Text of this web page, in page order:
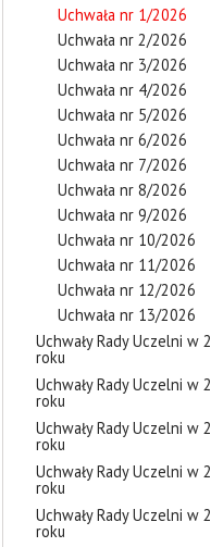
Uchwała nr 1/2026
Uchwała nr 2/2026
Uchwała nr 3/2026
Uchwała nr 4/2026
Uchwała nr 5/2026
Uchwała nr 6/2026
Uchwała nr 7/2026
Uchwała nr 8/2026
Uchwała nr 9/2026
Uchwała nr 10/2026
Uchwała nr 11/2026
Uchwała nr 12/2026
Uchwała nr 13/2026
Uchwały Rady Uczelni w
roku
Uchwały Rady Uczelni w
roku
Uchwały Rady Uczelni w
roku
Uchwały Rady Uczelni w
roku
Uchwały Rady Uczelni w
roku